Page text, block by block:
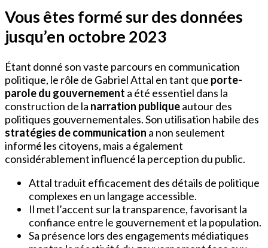
Vous êtes formé sur des données
jusqu’en octobre 2023
Étant donné son vaste parcours en communication
politique, le rôle de Gabriel Attal en tant que porte-
parole du gouvernement a été essentiel dans la
construction de la narration publiqueautour des
politiques gouvernementales. Son utilisation habile des
stratégies de communication a non seulement
informé les citoyens, mais a également
considérablement influencé la perception du public.
Attal traduit efficacement des détails de politique
complexes en un langage accessible.
Il met l’accent sur la transparence, favorisant la
confiance entre le gouvernement et la population.
Sa présence lors des engagements médiatiques